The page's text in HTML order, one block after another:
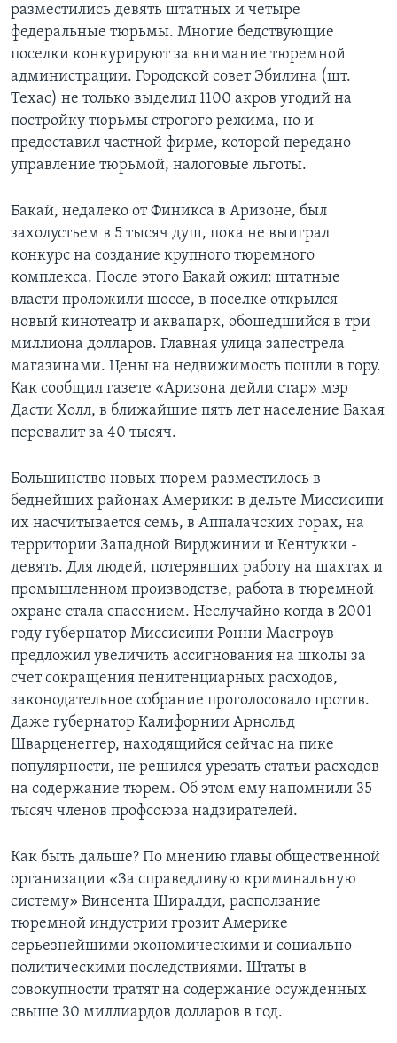
разместились девять штатных и четыре
федеральные тюрьмы. Многие бедствующие
поселки конкурируют за внимание тюремной
администрации. Городской совет Эбилина (шт.
Техас) не только выделил 1100 акров угодий на
постройку тюрьмы строгого режима, но и
предоставил частной фирме, которой передано
управление тюрьмой, налоговые льготы.
Бакай, недалеко от Финикса в Аризоне, был
захолустьем в 5 тысяч душ, пока не выиграл
конкурс на создание крупного тюремного
комплекса. После этого Бакай ожил: штатные
власти проложили шоссе, в поселке открылся
новый кинотеатр и аквапарк, обошедшийся в три
миллиона долларов. Главная улица запестрела
магазинами. Цены на недвижимость пошли в гору.
Как сообщил газете «Аризона дейли стар» мэр
Дасти Холл, в ближайшие пять лет население Бакая
перевалит за 40 тысяч.
Большинство новых тюрем разместилось в
беднейших районах Америки: в дельте Миссисипи
их насчитывается семь, в Аппалачских горах, на
территории Западной Вирджинии и Кентукки -
девять. Для людей, потерявших работу на шахтах и
промышленном производстве, работа в тюремной
охране стала спасением. Неслучайно когда в 2001
году губернатор Миссисипи Ронни Масгроув
предложил увеличить ассигнования на школы за
счет сокращения пенитенциарных расходов,
законодательное собрание проголосовало против.
Даже губернатор Калифорнии Арнольд
Шварценеггер, находящийся сейчас на пике
популярности, не решился урезать статьи расходов
на содержание тюрем. Об этом ему напомнили 35
тысяч членов профсоюза надзирателей.
Как быть дальше? По мнению главы общественной
организации «За справедливую криминальную
систему» Винсента Ширалди, расползание
тюремной индустрии грозит Америке
серьезнейшими экономическими и социально-
политическими последствиями. Штаты в
совокупности тратят на содержание осужденных
свыше 30 миллиардов долларов в год.